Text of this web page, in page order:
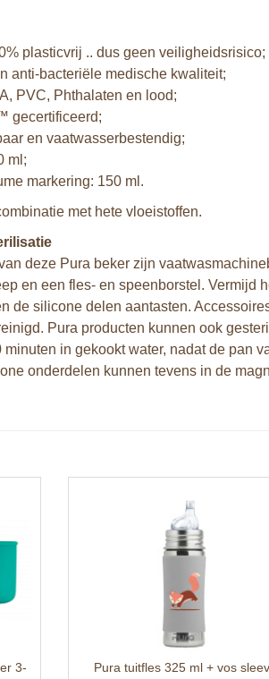
plasticvrij .. dus geen veiligheidsrisico;
anti-bacteriële medische kwaliteit;
PVC, Phthalaten en lood;
gecertificeerd;
en vaatwasserbestendig;
ml;
markering: 150 ml.
met hete vloeistoffen.
deze Pura beker zijn
en een fles- en speenborstel. Vermijd
de silicone delen aantasten.
Pura producten kunnen ook
in gekookt water, nadat de pan
onderdelen kunnen tevens in de
3-
Pura tuitfles 325 ml + vos